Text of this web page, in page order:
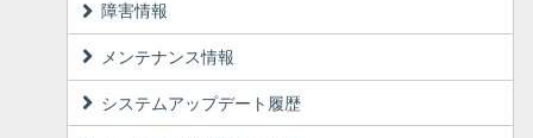
障害情報
メンテナンス情報
システムアップデート履歴